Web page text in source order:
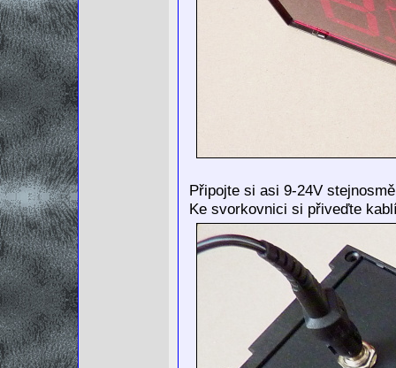
Připojte si asi 9-24V
Ke svorkovnici si přiveďte